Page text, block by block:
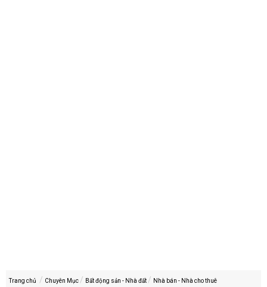
Trang chủ Chuyên Mục Bất động sản - Nhà đất Nhà bán - Nhà cho thuê